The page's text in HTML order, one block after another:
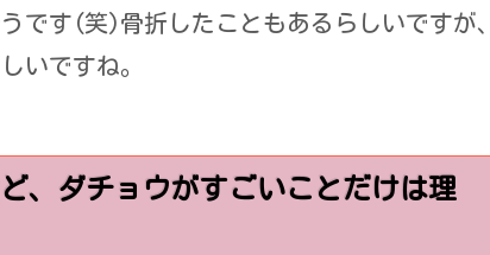
です(笑)骨折したこともあるらしいですが、
いですね。
、ダチョウがすごいことだけは理